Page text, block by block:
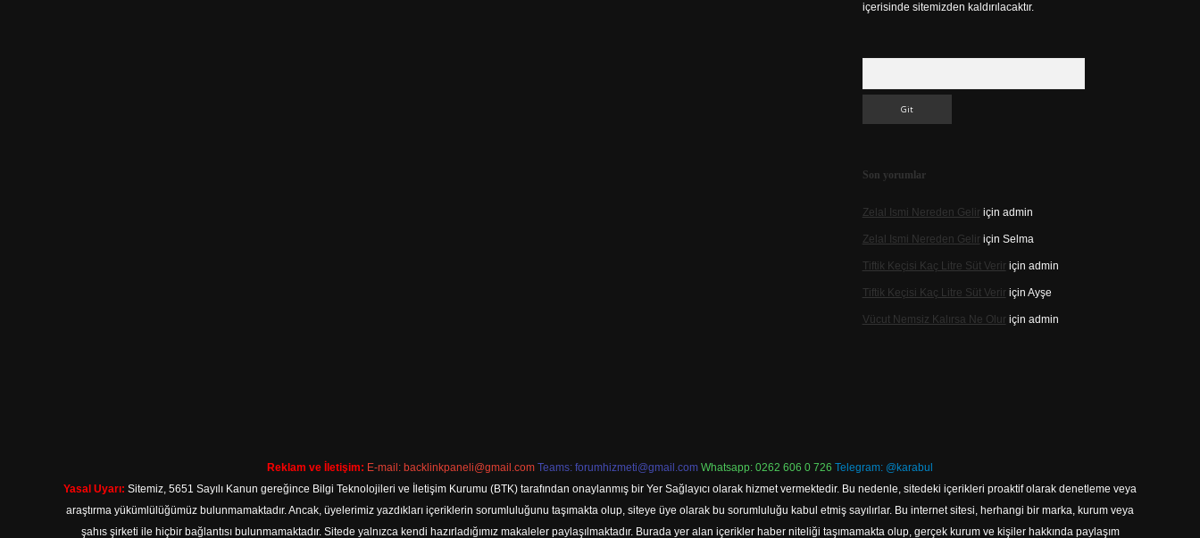
içerisinde sitemizden kaldırılacaktır.
Son yorumlar
Zelal Ismi Nereden Geliriçin admin
Zelal Ismi Nereden Geliriçin Selma
Tiftik Keçisi Kaç Litre Süt Veririçin admin
Tiftik Keçisi Kaç Litre Süt Veririçin Ayşe
Vücut Nemsiz Kalırsa Ne Oluriçin admin
Reklam ve İletişim: E-mail: backlinkpaneli@gmail.com Teams: forumhizmeti@gmail.com Whatsapp: 0262 606 0 726 Telegram: @karabul
Yasal Uyarı: Sitemiz, 5651 Sayılı Kanun gereğince Bilgi Teknolojileri ve İletişim Kurumu (BTK) tarafından onaylanmış bir Yer Sağlayıcı olarak hizmet vermektedir. Bu nedenle, sitedeki içerikleri proaktif olarak denetleme veya
araştırma yükümlülüğümüz bulunmamaktadır. Ancak, üyelerimiz yazdıkları içeriklerin sorumluluğunu taşımakta olup, siteye üye olarak bu sorumluluğu kabul etmiş sayılırlar. Bu internet sitesi, herhangi bir marka, kurum veya
şahıs şirketi ile hiçbir bağlantısı bulunmamaktadır. Sitede yalnızca kendi hazırladığımız makaleler paylaşılmaktadır. Burada yer alan içerikler haber niteliği taşımamakta olup, gerçek kurum ve kişiler hakkında paylaşım